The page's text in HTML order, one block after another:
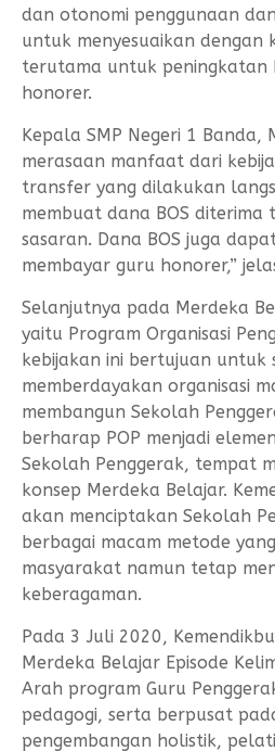
dan otonomi penggunaan
untuk menyesuaikan dengan
terutama untuk peningkatan
honorer.
Kepala SMP Negeri 1 Banda,
merasaan manfaat dari
transfer yang dilakukan
membuat dana BOS
sasaran. Dana BOS juga
membayar guru honorer,”
Selanjutnya pada Merdeka
yaitu Program Organisasi
kebijakan ini bertujuan untuk
memberdayakan organisasi
membangun Sekolah
berharap POP menjadi
Sekolah Penggerak, tempat
konsep Merdeka Belajar.
akan menciptakan Sekolah
berbagai macam metode
masyarakat namun tetap
keberagaman.
Pada 3 Juli 2020,
Merdeka Belajar Episode
Arah program Guru
pedagogi, serta berpusat
pengembangan holistik,